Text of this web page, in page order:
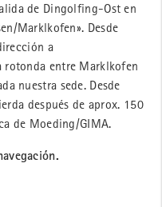
de Dingolfing-Ost en
Marklkofen». Desde
a
rotonda entre Marklkofen
nuestra sede. Desde
después de aprox. 150
de Moeding/GIMA.